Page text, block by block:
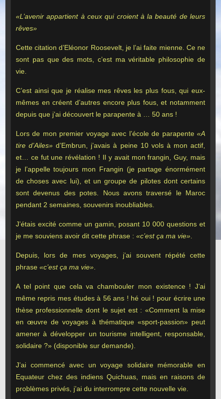
«L’avenir appartient à ceux qui croient à la beauté de leurs
rêves»
Cette citation d’Eléonor Roosevelt, je l’ai faite mienne. Ce ne
sont pas que des mots, c’est ma véritable philosophie de
vie.
C’est ainsi que je réalise mes rêves les plus fous, qui eux-
mêmes en créent d’autres encore plus fous, et notamment
depuis que j’ai découvert le parapente à … 50 ans !
Lors de mon premier voyage avec l’école de parapente«A
tire d’Ailes» d’Embrun, j’avais à peine 10 vols à mon actif,
et… ce fut une révélation ! Il y avait mon frangin, Guy, mais
je l’appelle toujours mon Frangin (je partage énormément
de choses avec lui), et un groupe de pilotes dont certains
sont devenus des potes. Nous avons traversé le Maroc
pendant 2 semaines, souvenirs inoubliables.
J’étais excité comme un gamin, posant 10 000 questions et
je me souviens avoir dit cette phrase : «c’est ça ma vie».
Depuis, lors de mes voyages, j’ai souvent répété cette
phrase «c’est ça ma vie».
A tel point que cela va chambouler mon existence ! J’ai
même repris mes études à 56 ans ! hé oui ! pour écrire une
thèse professionnelle dont le sujet est : «Comment la mise
en œuvre de voyages à thématique «sport-passion» peut
amener à développer un tourisme intelligent, responsable,
solidaire ?» (disponible sur demande).
J’ai commencé avec un voyage solidaire mémorable en
Equateur chez des indiens Quichuas, mais en raisons de
problèmes privés, j’ai du interrompre cette nouvelle vie.